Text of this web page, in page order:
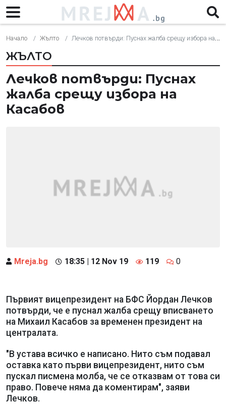
Начало Жълто Лечков потвърди: Пуснах жалба срещу избора на Касабов
ЖЪЛТО
Лечков потвърди: Пуснах
жалба срещу избора на
Касабов
Mreja.bg 18:35 | 12 Nov 19 119 0
Първият вицепрезидент на БФС Йордан Лечков
потвърди, че е пуснал жалба срещу вписването
на Михаил Касабов за временен президент на
централата.
"В устава всичко е написано. Нито съм подавал
оставка като първи вицепрезидент, нито съм
пускал писмена молба, че се отказвам от това си
право. Повече няма да коментирам", заяви
Лечков.